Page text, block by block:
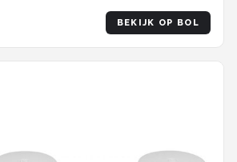
BEKIJK OP BOL